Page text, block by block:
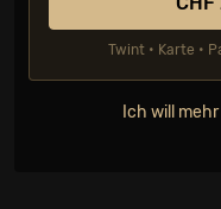
Twint • Karte •
Ich will